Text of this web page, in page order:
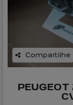
Compartilhe